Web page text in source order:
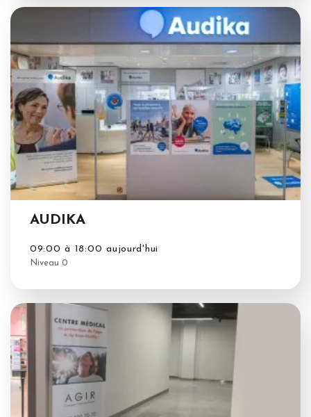
AUDIKA
09:00 à 18:00 aujourd'hui
Niveau 0